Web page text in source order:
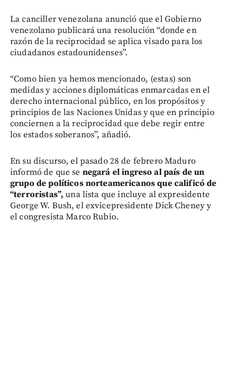
La canciller venezolana anunció que el Gobierno
venezolano publicará una resolución “donde en
razón de la reciprocidad se aplica visado para los
ciudadanos estadounidenses”.
“Como bien ya hemos mencionado, (estas) son
medidas y acciones diplomáticas enmarcadas en el
derecho internacional público, en los propósitos y
principios de las Naciones Unidas y que en principio
conciernen a la reciprocidad que debe regir entre
los estados soberanos”, añadió.
En su discurso, el pasado 28 de febrero Maduro
informó de que se negará el ingreso al país de un
grupo de políticos norteamericanos que calificó de
“terroristas”,una lista que incluye al expresidente
George W. Bush, el exvicepresidente Dick Cheney y
el congresista Marco Rubio.